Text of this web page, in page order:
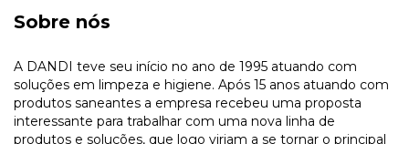
Sobre nós
A DANDI teve seu início no ano de 1995 atuando com
soluções em limpeza e higiene. Após 15 anos atuando com
produtos saneantes a empresa recebeu uma proposta
interessante para trabalhar com uma nova linha de
produtos e soluções, que logo viriam a se tornar o principal